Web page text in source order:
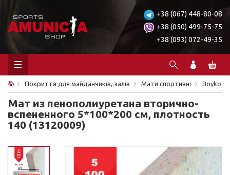
+38 (067) 448-80-08
+38 (050) 499-75-75
+38 (093) 072-49-35
Покриття для майданчиків, залів Мати спортивні Boyko
Мат из пенополиуретана вторично-
вспененного 5*100*200 см, плотность
140 (13120009)